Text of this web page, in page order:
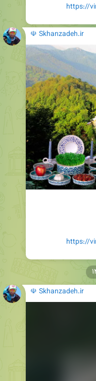
https://
☫ Skhanzadeh.ir
https://
☫ Skhanzadeh.ir